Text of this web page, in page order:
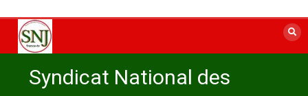
contenu
Syndicat National des